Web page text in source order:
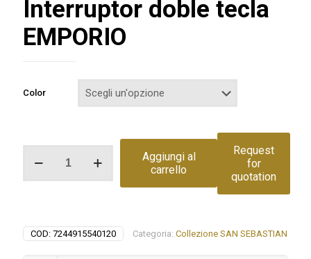
Interruptor doble tecla
EMPORIO
Color
doble
Aggiungi al
carrello
Request
for
quotation
COD: 7244915540120 Categoria: Collezione SAN SEBASTIAN